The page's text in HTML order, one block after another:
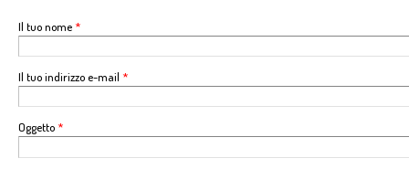
Il tuo nome *
Il tuo indirizzo e-mail *
Oggetto *